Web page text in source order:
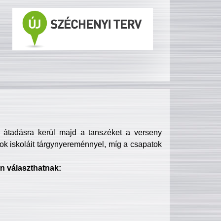
kerül majd a tanszéket a verseny
iskoláit tárgynyereménnyel, míg a csapatok
választhatnak: